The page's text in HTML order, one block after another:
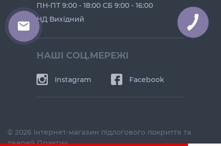
ПН-ПТ 9:00 - 18:00 СБ 9:00 - 16:00
НД Вихідний
НАШІ СОЦ.МЕРЕЖІ
Instagram Facebook
© 2026 інтернет-магазин підлогового покриття та
дверей Практик
КНОПКА
ЗВ'ЯЗКУ